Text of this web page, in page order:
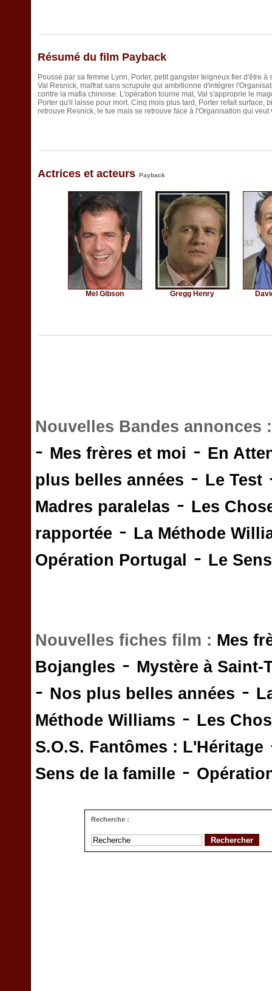
Résumé du film Payback
Poussé par sa femme Lynn, Porter, petit gangster teigneux fier d'être
Val Resnick, malfrat sans scrupule qui ambitionne d'intégrer
contre la mafia chinoise. L'opération tourne mal, Val s'approprie le
Porter qu'il laisse pour mort. Cinq mois plus tard, Porter refait surface,
retrouve Resnick, le tue mais se retrouve face à l'Organisation qui veut
Actrices et acteurs Payback
Mel Gibson Gregg Henry
Nouvelles Bandes annonces
- Mes frères et moi - En
plus belles années - Le Test
Madres paralelas - Les
rapportée - La Méthode
Opération Portugal
- Le
Nouvelles fiches film : Mes
Bojangles - Mystère à Saint-
- Nos plus belles années -
Méthode Williams - Les
S.O.S. Fantômes : L'Héritage
Sens de la famille -
Recherche :